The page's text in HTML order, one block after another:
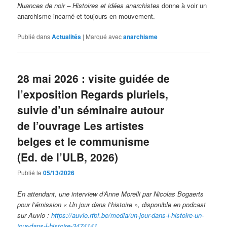
Nuances de noir – Histoires et idées anarchistesdonne à voir un
anarchisme incarné et toujours en mouvement.
Publié dansActualités | Marqué avecanarchisme
28 mai 2026 : visite guidée de
l’exposition Regards pluriels,
suivie d’un séminaire autour
de l’ouvrage Les artistes
belges et le communisme
(Ed. de l’ULB, 2026)
Publié le05/13/2026
En attendant, une interview d’Anne Morelli par Nicolas Bogaerts
pour l’émission « Un jour dans l’histoire », disponible en podcast
sur Auvio :https://auvio.rtbf.be/media/un-jour-dans-l-histoire-un-